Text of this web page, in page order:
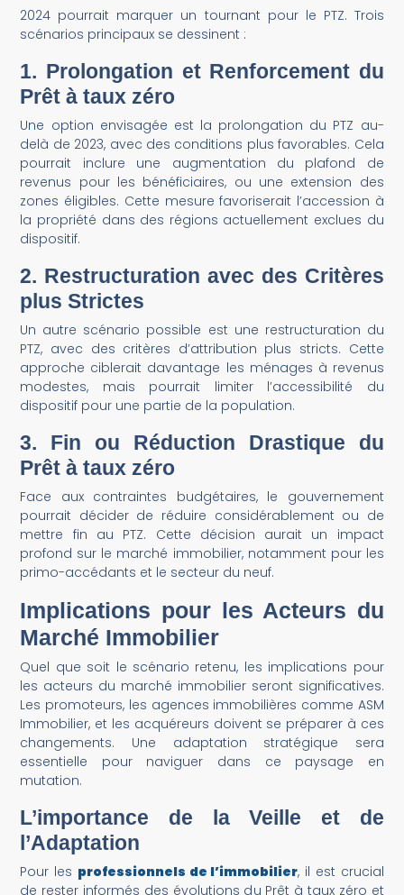
2024 pourrait marquer un tournant pour le PTZ. Trois
scénarios principaux se dessinent :
1. Prolongation et Renforcement du
Prêt à taux zéro
Une option envisagée est la prolongation du PTZ au-
delà de 2023, avec des conditions plus favorables. Cela
pourrait inclure une augmentation du plafond de
revenus pour les bénéficiaires, ou une extension des
zones éligibles. Cette mesure favoriserait l’accession à
la propriété dans des régions actuellement exclues du
dispositif.
2. Restructuration avec des Critères
plus Strictes
Un autre scénario possible est une restructuration du
PTZ, avec des critères d’attribution plus stricts. Cette
approche ciblerait davantage les ménages à revenus
modestes, mais pourrait limiter l’accessibilité du
dispositif pour une partie de la population.
3. Fin ou Réduction Drastique du
Prêt à taux zéro
Face aux contraintes budgétaires, le gouvernement
pourrait décider de réduire considérablement ou de
mettre fin au PTZ. Cette décision aurait un impact
profond sur le marché immobilier, notamment pour les
primo-accédants et le secteur du neuf.
Implications pour les Acteurs du
Marché Immobilier
Quel que soit le scénario retenu, les implications pour
les acteurs du marché immobilier seront significatives.
Les promoteurs, les agences immobilières comme ASM
Immobilier, et les acquéreurs doivent se préparer à ces
changements. Une adaptation stratégique sera
essentielle pour naviguer dans ce paysage en
mutation.
L’importance de la Veille et de
l’Adaptation
Pour les professionnels de l’immobilier, il est crucial
de rester informés des évolutions du Prêt à taux zéro et